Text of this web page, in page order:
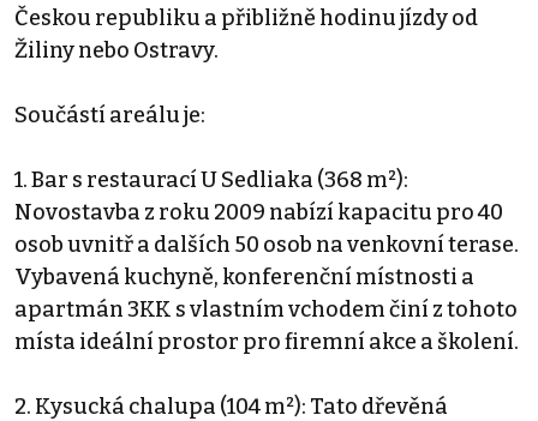
Českou republiku a přibližně hodinu jízdy od
Žiliny nebo Ostravy.
Součástí areálu je:
1. Bar s restaurací U Sedliaka (368 m²):
Novostavba z roku 2009 nabízí kapacitu pro 40
osob uvnitř a dalších 50 osob na venkovní terase.
Vybavená kuchyně, konferenční místnosti a
apartmán 3KK s vlastním vchodem činí z tohoto
místa ideální prostor pro firemní akce a školení.
2. Kysucká chalupa (104 m²): Tato dřevěná